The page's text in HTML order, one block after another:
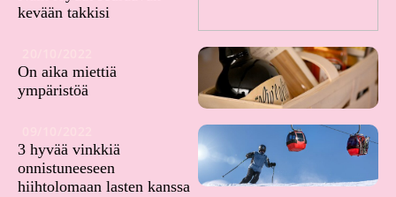
kevään takkisi
On aika miettiä
ympäristöä
3 hyvää vinkkiä
onnistuneeseen
hiihtolomaan lasten kanssa